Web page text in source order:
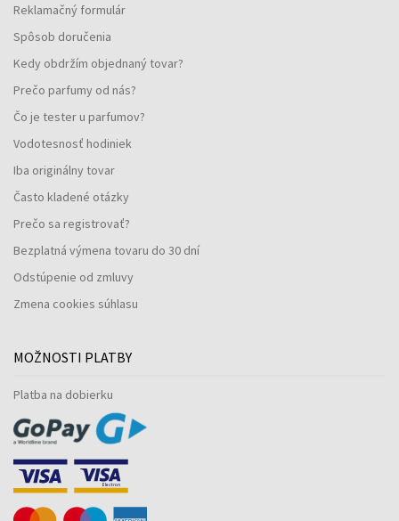
Reklamačný formulár
Spôsob doručenia
Kedy obdržím objednaný tovar?
Prečo parfumy od nás?
Čo je tester u parfumov?
Vodotesnosť hodiniek
Iba originálny tovar
Často kladené otázky
Prečo sa registrovať?
Bezplatná výmena tovaru do 30 dní
Odstúpenie od zmluvy
Zmena cookies súhlasu
MOŽNOSTI PLATBY
Platba na dobierku